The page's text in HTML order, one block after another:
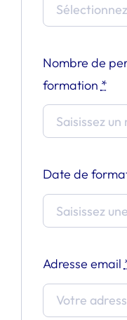
Nombre de
formation *
Date de
Adresse email